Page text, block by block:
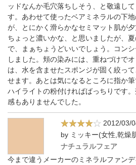
ッドなんか毛穴落ちしそう、と敬遠し
す。あわせて使ったベアミネラルの下
が、とにかく滑らかなセミマット肌が
ちょっと濃いかな、と思いましたが、
で、まぁちょうどいいでしょう。コン
しました。頬の染みには、重ねづけで
は、水を含ませたスポンジが固く絞っ
せます。あとは気になるところに指か
ハイライトの粉付ければばっちりです
感もありませんでした。
2012/03/
by ミッキー(女性,乾燥
ナチュラルフェア
今まで違うメーカーのミネラルファン